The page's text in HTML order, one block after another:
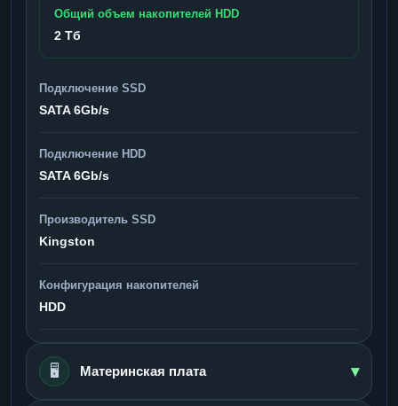
Общий объем накопителей HDD
2 Тб
Подключение SSD
SATA 6Gb/s
Подключение HDD
SATA 6Gb/s
Производитель SSD
Kingston
Конфигурация накопителей
HDD
🖥️ Материнская плата ▾